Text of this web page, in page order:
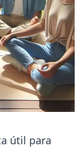
útil para